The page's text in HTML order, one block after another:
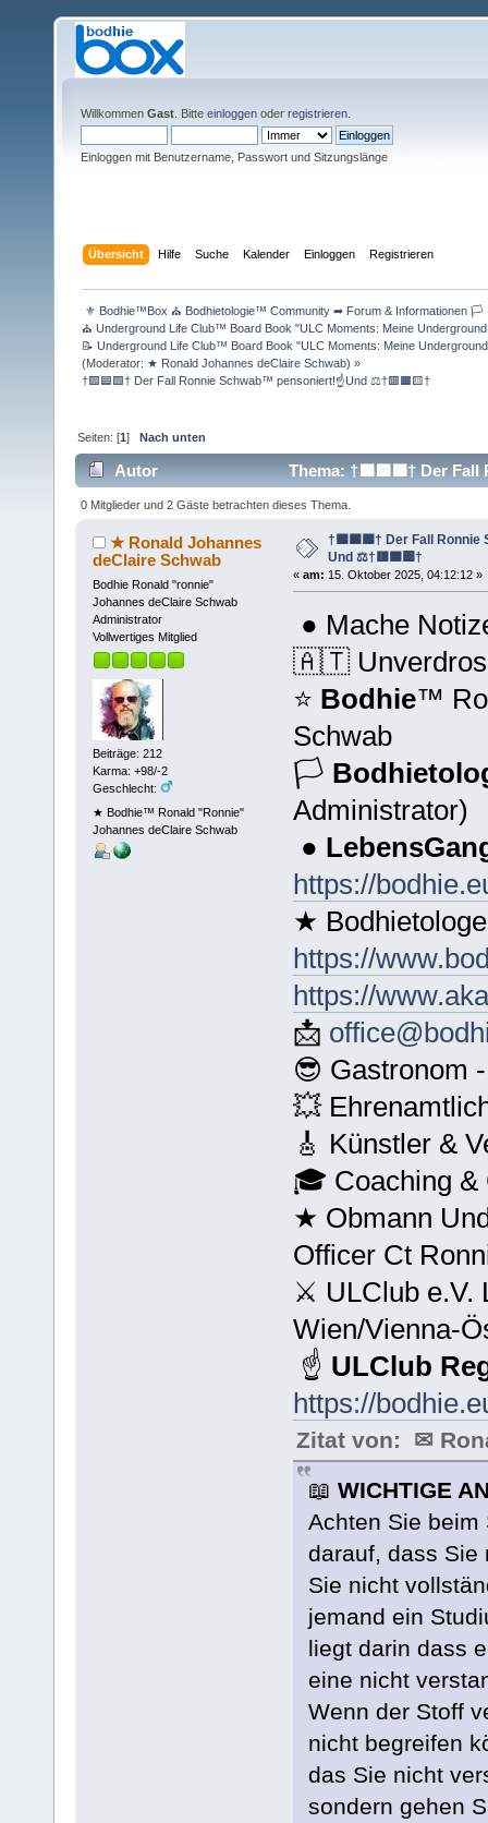
Willkommen Gast . Bitte einloggen oder registrieren
Einloggen mit Benutzername, Passwort und Sitzungslänge
Übersicht Hilfe Suche Kalender Einloggen Registrieren
⚜ Bodhie™Box ⛪ Bodhietologie™ Community ➦ Forum & Informationen
⛪ Underground Life Club™ Board Book "ULC Moments: Meine
📝 Underground Life Club™ Board Book "ULC Moments: Meine
(Moderator: ★ Ronald Johannes deClaire Schwab) »
†🟩🟦🟪† Der Fall Ronnie Schwab™ pensoniert!☝Und ⚖️†🟥🟧🟨†
Seiten: [1]Nach unten
Autor
Thema: †🟩🟦🟪† Der
mal)
0 Mitglieder und 2 Gäste betrachten dieses Thema.
★ Ronald Johannes
deClaire Schwab
Bodhie Ronald "ronnie"
Johannes deClaire Schwab
Administrator
Vollwertiges Mitglied
Beiträge: 212
Karma: +98/-2
Geschlecht:
★ Bodhie™ Ronald "Ronnie"
Johannes deClaire Schwab
†🟩🟦🟪† Der Fall
Und ⚖️†🟥🟧🟨†
« am: 15. Oktober 2025, 04:12:12 »
● Mache
🇦🇹
⭐️ Bodhie™
Schwab
🏳
Administrator)
●
https://
★
https://
https://
📩
😎 Gastronom
💥
🎸 Künstler &
🎓 Coaching &
★ Obmann
Officer Ct
⚔ ULClub
Wien/Vienna-
☝ ULClub
https://
Zitat von: ✉
📖 WICHTIGE
Achten Sie beim
darauf, dass Sie
Sie nicht
jemand ein
liegt darin dass
eine nicht
Wenn der Stoff
nicht begreifen
das Sie nicht
sondern gehen